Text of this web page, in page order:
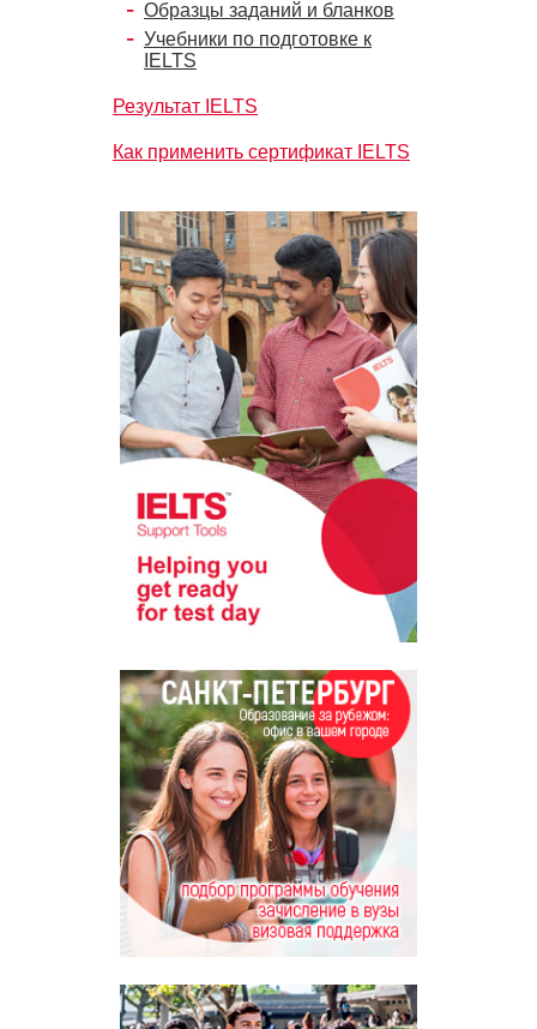
Образцы заданий и бланков
Учебники по подготовке к
IELTS
Результат IELTS
Как применить сертификат IELTS